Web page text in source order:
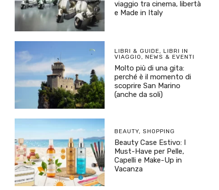
viaggio tra cinema, libertà
e Made in Italy
LIBRI & GUIDE, LIBRI IN
VIAGGIO, NEWS & EVENTI
Molto più di una gita:
perché è il momento di
scoprire San Marino
(anche da soli)
BEAUTY, SHOPPING
Beauty Case Estivo: I
Must-Have per Pelle,
Capelli e Make-Up in
Vacanza